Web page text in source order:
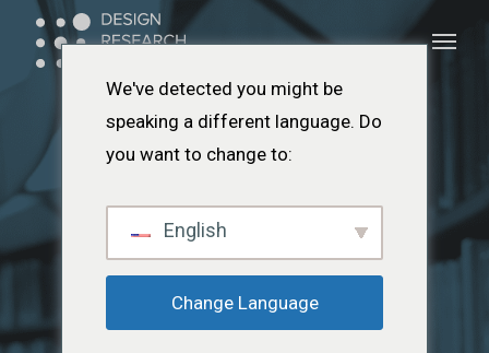
We've detected you might be
speaking a different language. Do
you want to change to:
English
Change Language